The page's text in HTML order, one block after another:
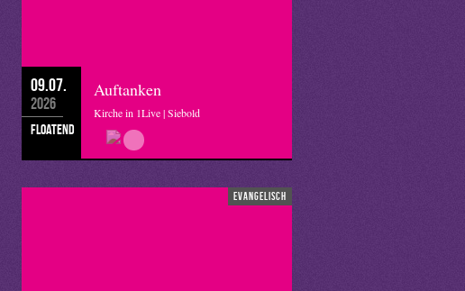
09.07.
2026
floatend
Auftanken
Kirche in 1Live | Siebold
evangelisch